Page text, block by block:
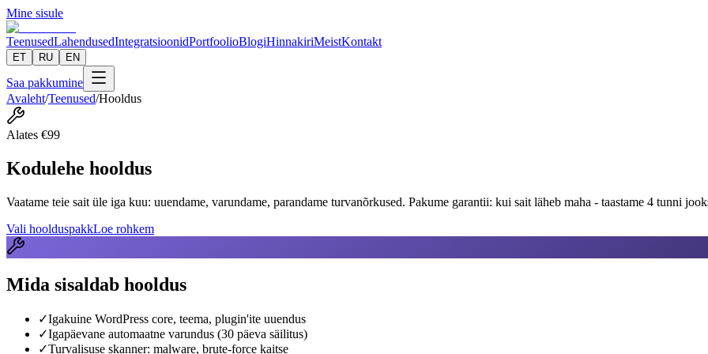
Mine sisule
TeenusedLahendusedIntegratsioonidPortfoolioBlogiHinnakiriMeistKontakt
ET RU EN
Saa pakkumine
Avaleht/Teenused/Hooldus
Alates €99
Kodulehe hooldus
Vaatame teie sait üle iga kuu: uuendame, varundame, parandame turvanõrkused. Pakume garantii: kui sait läheb maha - taastame 4 tunni
Vali hoolduspakkLoe rohkem
Mida sisaldab hooldus
✓Igakuine WordPress core, teema, plugin'ite uuendus
✓Igapäevane automaatne varundus (30 päeva säilitus)
✓Turvalisuse skanner: malware, brute-force kaitse